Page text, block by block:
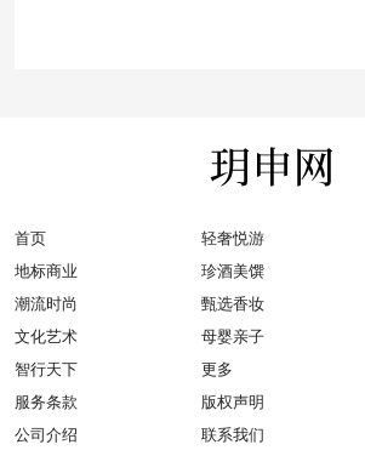
首页
轻奢悦游
地标商业
珍酒美馔
潮流时尚
甄选香妆
文化艺术
母婴亲子
智行天下
更多
服务条款
版权声明
公司介绍
联系我们